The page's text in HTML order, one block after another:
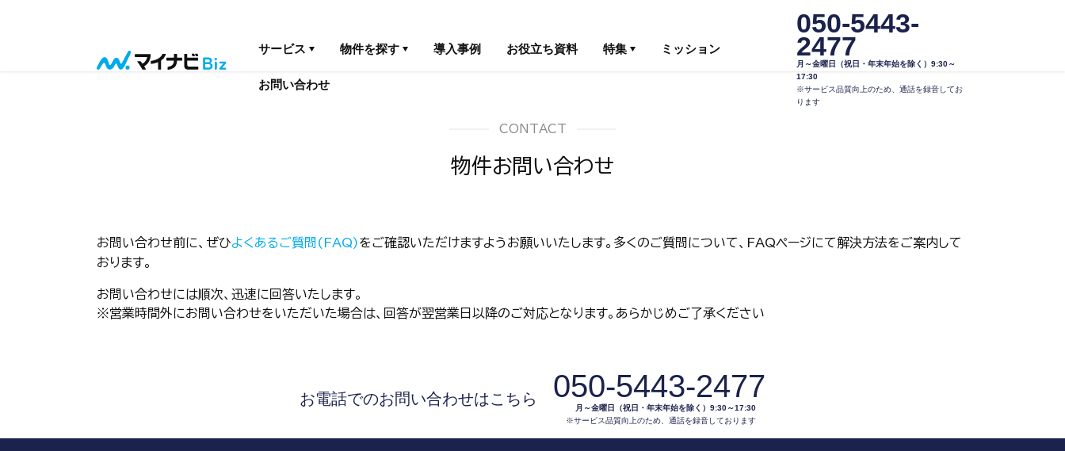
サービス 物件を探す 導入事例 お役立ち資料 特集 ミッション
お問い合わせ
050-5443-
2477
月～金曜日（祝日・年末年始を除く）9:30～
17:30
※サービス品質向上のため、通話を録音してお
ります
CONTACT
物件お問い合わせ
お問い合わせ前に、ぜひよくあるご質問(FAQ)をご確認いただけますようお願いいたします。多くのご質問について、FAQページにて解決方法をご案内して
おります。
お問い合わせには順次、迅速に回答いたします。
※営業時間外にお問い合わせをいただいた場合は、回答が翌営業日以降のご対応となります。あらかじめご了承ください
お電話でのお問い合わせはこちら 050-5443-2477
月～金曜日（祝日・年末年始を除く）9:30～17:30
※サービス品質向上のため、通話を録音しております